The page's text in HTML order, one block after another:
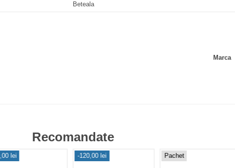
Beteala
Marca
Recomandate
lei -120,00 lei Pachet